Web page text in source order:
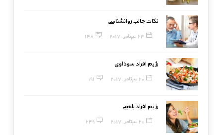
نکات جالب روانشناسی
23 سپتامبر, 2017 148
رژیم افراد سوداوی
20 سپتامبر, 2017 191
رژیم افراد بلغمی
20 سپتامبر, 2017 249